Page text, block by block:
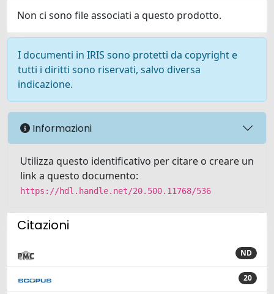
Non ci sono file associati a questo prodotto.
I documenti in IRIS sono protetti da copyright e
tutti i diritti sono riservati, salvo diversa
indicazione.
Informazioni
Utilizza questo identificativo per citare o creare un
link a questo documento:
https://hdl.handle.net/20.500.11768/536
Citazioni
ND
20